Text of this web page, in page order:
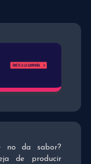
da sabor?
de producir